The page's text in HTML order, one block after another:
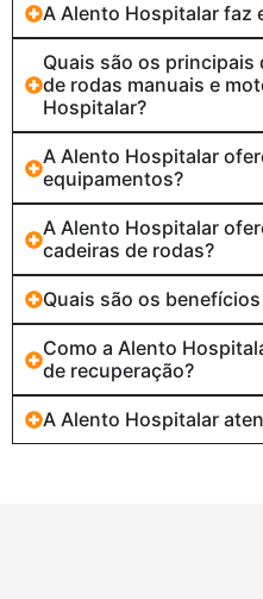
A Alento Hospitalar faz
Quais são os
de rodas manuais e
Hospitalar?
A Alento Hospitalar
equipamentos?
A Alento Hospitalar
cadeiras de rodas?
Quais são os
Como a Alento
de recuperação?
A Alento Hospitalar